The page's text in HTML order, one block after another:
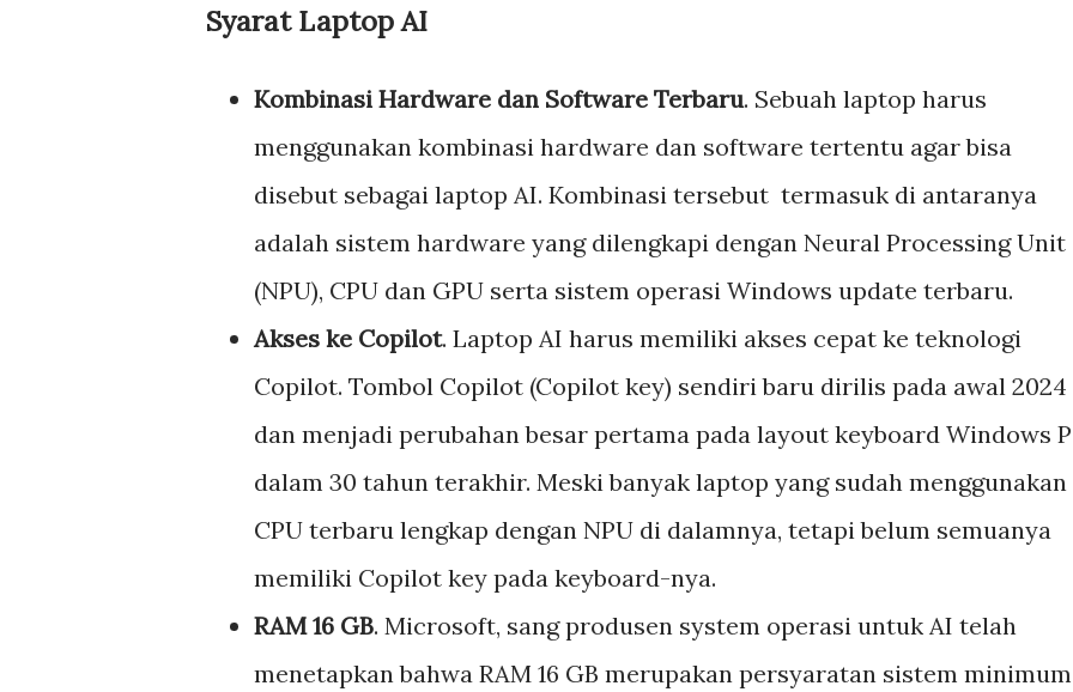
Syarat Laptop AI
Kombinasi Hardware dan Software Terbaru. Sebuah laptop harus
menggunakan kombinasi hardware dan software tertentu agar bisa
disebut sebagai laptop AI. Kombinasi tersebut termasuk di antaranya
adalah sistem hardware yang dilengkapi dengan Neural Processing Unit
(NPU), CPU dan GPU serta sistem operasi Windows update terbaru.
Akses ke Copilot. Laptop AI harus memiliki akses cepat ke teknologi
Copilot. Tombol Copilot (Copilot key) sendiri baru dirilis pada awal 2024
dan menjadi perubahan besar pertama pada layout keyboard Windows
dalam 30 tahun terakhir. Meski banyak laptop yang sudah menggunakan
CPU terbaru lengkap dengan NPU di dalamnya, tetapi belum semuanya
memiliki Copilot key pada keyboard-nya.
RAM 16 GB. Microsoft, sang produsen system operasi untuk AI telah
menetapkan bahwa RAM 16 GB merupakan persyaratan sistem minimum